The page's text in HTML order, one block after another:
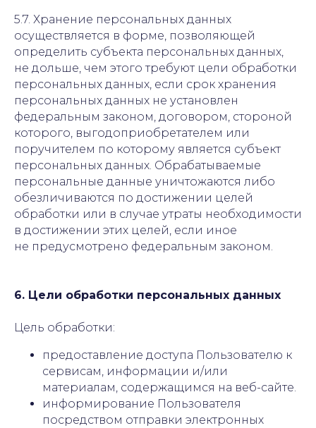
5.7. Хранение персональных данных
осуществляется в форме, позволяющей
определить субъекта персональных данных,
не дольше, чем этого требуют цели обработки
персональных данных, если срок хранения
персональных данных не установлен
федеральным законом, договором, стороной
которого, выгодоприобретателем или
поручителем по которому является субъект
персональных данных. Обрабатываемые
персональные данные уничтожаются либо
обезличиваются по достижении целей
обработки или в случае утраты необходимости
в достижении этих целей, если иное
не предусмотрено федеральным законом.
6. Цели обработки персональных данных
Цель обработки:
предоставление доступа Пользователю к
сервисам, информации и/или
материалам, содержащимся на веб-сайте.
информирование Пользователя
посредством отправки электронных